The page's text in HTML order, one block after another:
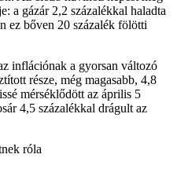
a gázár 2,2 százalékkal haladta
ez bőven 20 százalék fölötti
inflációnak a gyorsan változó
része, még magasabb, 4,8
mérséklődött az április 5
4,5 százalékkal drágult az
róla